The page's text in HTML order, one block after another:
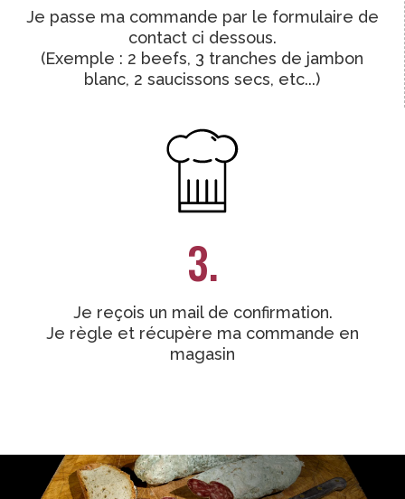
Je passe ma commande par le formulaire de
contact ci dessous.
(Exemple : 2 beefs, 3 tranches de jambon
blanc, 2 saucissons secs, etc...)
3.
Je reçois un mail de confirmation.
Je règle et récupère ma commande en
magasin